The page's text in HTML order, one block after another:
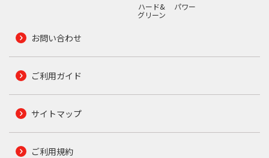
ハード&
グリーン
パワー
お問い合わせ
ご利用ガイド
サイトマップ
ご利用規約